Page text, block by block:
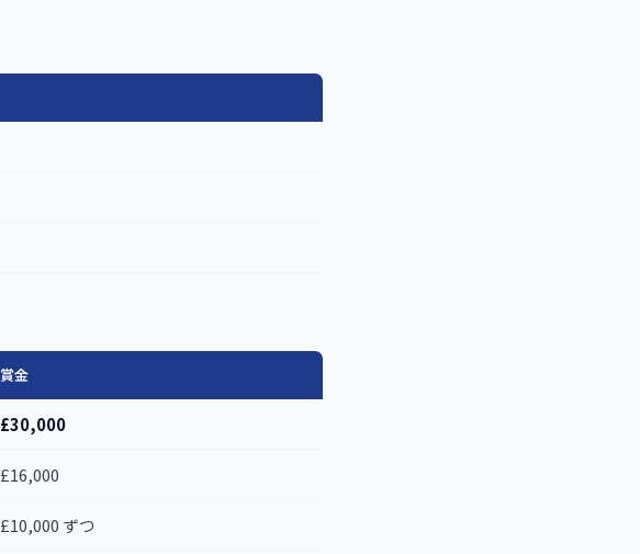
賞金
£30,000
£16,000
£10,000 ずつ